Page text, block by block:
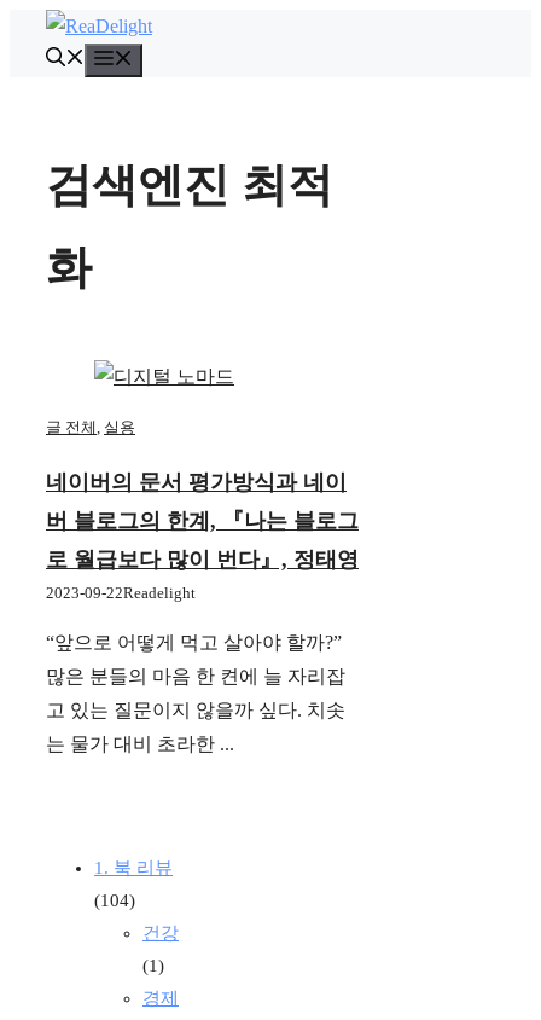
뉴
검색엔진 최적
화
글 전체, 실용
네이버의 문서 평가방식과 네이
버 블로그의 한계, 『나는 블로그
로 월급보다 많이 번다』, 정태영
2023-09-22Readelight
“앞으로 어떻게 먹고 살아야 할까?”
많은 분들의 마음 한 켠에 늘 자리잡
고 있는 질문이지 않을까 싶다. 치솟
는 물가 대비 초라한 ...
1. 북 리뷰
(104)
건강
(1)
경제